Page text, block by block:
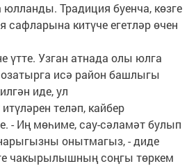
Традиция буенча, көзге
китүче егетләр өчен
үтте. Узган атнада олы юлга
озатырга исә район башлыгы
иде, ул
теләп, кайбер
- Иң мөһиме, сау-сәламәт булып
онытмагыз, - диде
чакырылышның соңгы төркем